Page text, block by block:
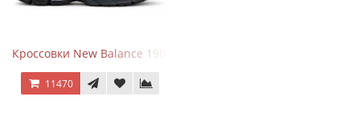
Кроссовки New Balance 1906 Black Silver Metallic
11470